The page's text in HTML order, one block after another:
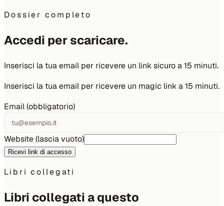
Dossier completo
Accedi per scaricare.
Inserisci la tua email per ricevere un link sicuro a 15 minuti.
Inserisci la tua email per ricevere un magic link a 15 minuti.
Email (obbligatorio)
Website (lascia vuoto)
Ricevi link di accesso
Libri collegati
Libri collegati a questo